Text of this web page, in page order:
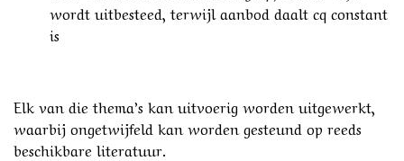
wordt uitbesteed, terwijl aanbod daalt cq constant
is
Elk van die thema’s kan uitvoerig worden uitgewerkt,
waarbij ongetwijfeld kan worden gesteund op reeds
beschikbare literatuur.